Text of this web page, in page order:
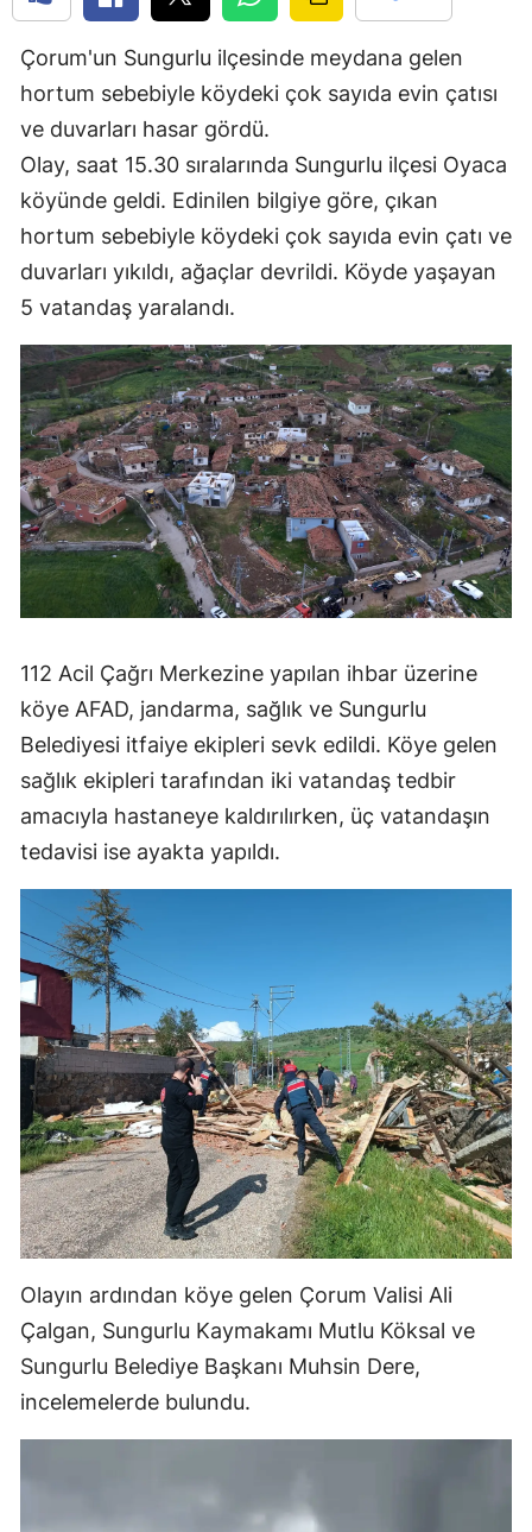
Elazığ
Erzincan
Erzurum
Eskişehir
Gaziantep
Hakkari
Hatay
Isparta
Mersin
İstanbul
İzmir
Kayseri
Kırklareli
Kocaeli
Malatya
Manisa
Kahramanmaraş
Mardin
Muğla
Nevşehir
Niğde
Çorum'un Sungurlu ilçesinde meydana gelen
hortum sebebiyle köydeki çok sayıda evin çatısı
ve duvarları hasar gördü.
Olay, saat 15.30 sıralarında Sungurlu ilçesi Oyaca
köyünde geldi. Edinilen bilgiye göre, çıkan
hortum sebebiyle köydeki çok sayıda evin çatı ve
duvarları yıkıldı, ağaçlar devrildi. Köyde yaşayan
5 vatandaş yaralandı.
112 Acil Çağrı Merkezine yapılan ihbar üzerine
köye AFAD, jandarma, sağlık ve Sungurlu
Belediyesi itfaiye ekipleri sevk edildi. Köye gelen
sağlık ekipleri tarafından iki vatandaş tedbir
amacıyla hastaneye kaldırılırken, üç vatandaşın
tedavisi ise ayakta yapıldı.
Olayın ardından köye gelen Çorum Valisi Ali
Çalgan, Sungurlu Kaymakamı Mutlu Köksal ve
Sungurlu Belediye Başkanı Muhsin Dere,
incelemelerde bulundu.